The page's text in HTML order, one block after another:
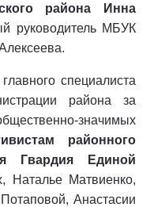
района Инна
руководитель МБУК
специалиста
района за
значимых
районного
Гвардия Единой
Наталье Матвиенко,
Анастасии